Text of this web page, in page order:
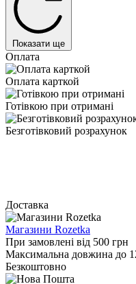
Показати ще
Оплата
Оплата карткой
Готівкою при отримані
Безготівковий розрахунок
Доставка
Магазини Rozetka
При замовлені від 500 грн
Максимальна довжина до
Безкоштовно